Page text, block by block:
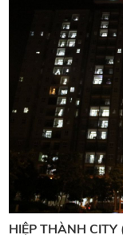
HIỆP THÀNH